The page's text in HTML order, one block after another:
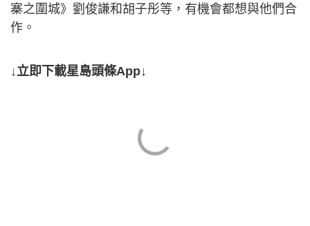
寨之圍城》劉俊謙和胡子彤等，有機會都想與他們合
作。
↓立即下載星島頭條App↓